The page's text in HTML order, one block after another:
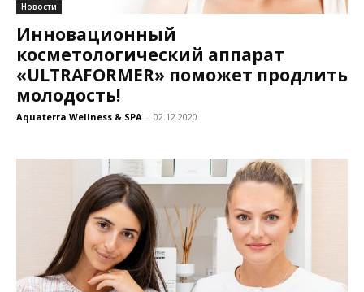
Новости
Инновационный
косметологический аппарат
«ULTRAFORMER» поможет продлить
молодость!
Aquaterra Wellness & SPA - 02.12.2020